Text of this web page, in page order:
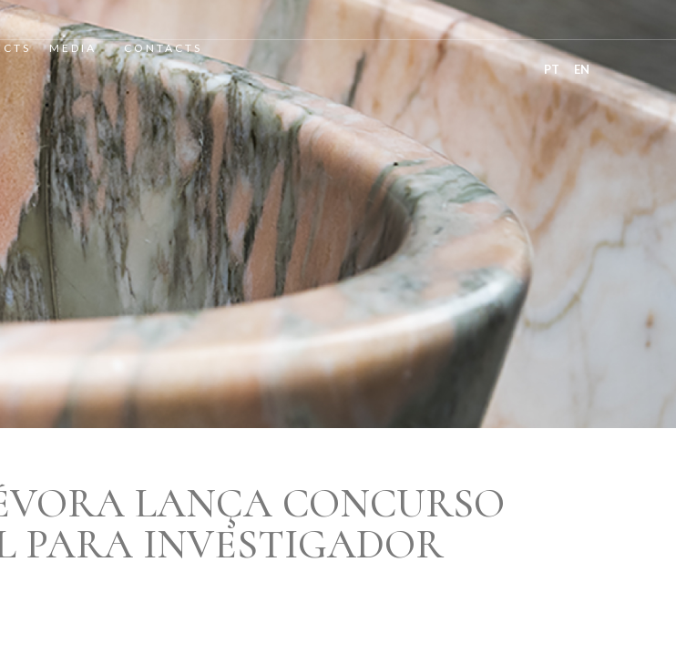
MEDIA CONTACTS
PT EN
LANÇA CONCURSO
PARA INVESTIGADOR